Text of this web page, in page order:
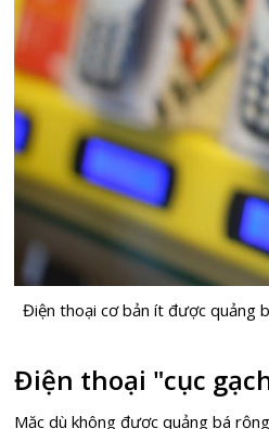
Điện thoại cơ bản ít được quảng
Điện thoại "cục
Mặc dù không được quảng bá